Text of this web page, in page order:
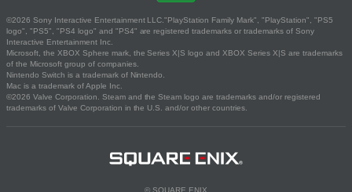
©2026 Sony Interactive Entertainment LLC."PlayStation Family Mark", "PlayStation", "PS5
logo", "PS5", "PS4 logo" and "PS4" are registered trademarks or trademarks of Sony
Interactive Entertainment Inc.
Microsoft, the XBOX Sphere mark, the Series X|S logo and XBOX Series X|S are trademarks
of the Microsoft group of companies.
Nintendo Switch is a trademark of Nintendo.
Mac is a trademark of Apple Inc.
©2026 Valve Corporation. Steam and the Steam logo are trademarks and/or registered
trademarks of Valve Corporation in the U.S. and/or other countries.
© SQUARE ENIX